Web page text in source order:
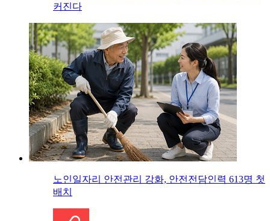
커진다
노인일자리 안전관리 강화, 안전전담인력 613명 첫
배치